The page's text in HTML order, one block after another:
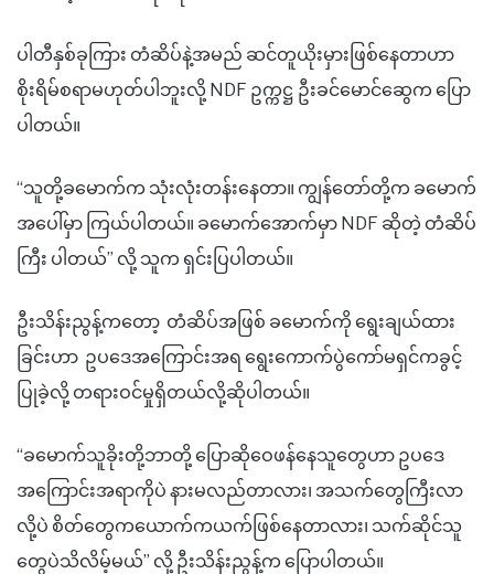
ပါတီနှစ်ခုကြား တံဆိပ်နဲ့အမည် ဆင်တူယိုးမှားဖြစ်နေတာဟာ
စိုးရိမ်စရာမဟုတ်ပါဘူးလို့ NDF ဥက္ကဋ္ဌ ဦးခင်မောင်ဆွေက ပြော
ပါတယ်။
“သူတို့ခမောက်က သုံးလုံးတန်းနေတာ။ ကျွန်တော်တို့က ခမောက်
အပေါ်မှာ ကြယ်ပါတယ်။ ခမောက်အောက်မှာ NDF ဆိုတဲ့ တံဆိပ်
ကြီး ပါတယ်” လို့ သူက ရှင်းပြပါတယ်။
ဦးသိန်းညွန့်ကတော့ တံဆိပ်အဖြစ် ခမောက်ကို ရွေးချယ်ထား
ခြင်းဟာ ဥပဒေအကြောင်းအရ ရွေးကောက်ပွဲကော်မရှင်ကခွင့်
ပြုခဲ့လို့ တရားဝင်မှုရှိတယ်လို့ဆိုပါတယ်။
“ခမောက်သူခိုးတို့ဘာတို့ ပြောဆိုဝေဖန်နေသူတွေဟာ ဥပဒေ
အကြောင်းအရာကိုပဲ နားမလည်တာလား၊ အသက်တွေကြီးလာ
လို့ပဲ စိတ်တွေကယောက်ကယက်ဖြစ်နေတာလား၊ သက်ဆိုင်သူ
တွေပဲသိလိမ့်မယ်” လို့ ဦးသိန်းညွန့်က ပြောပါတယ်။